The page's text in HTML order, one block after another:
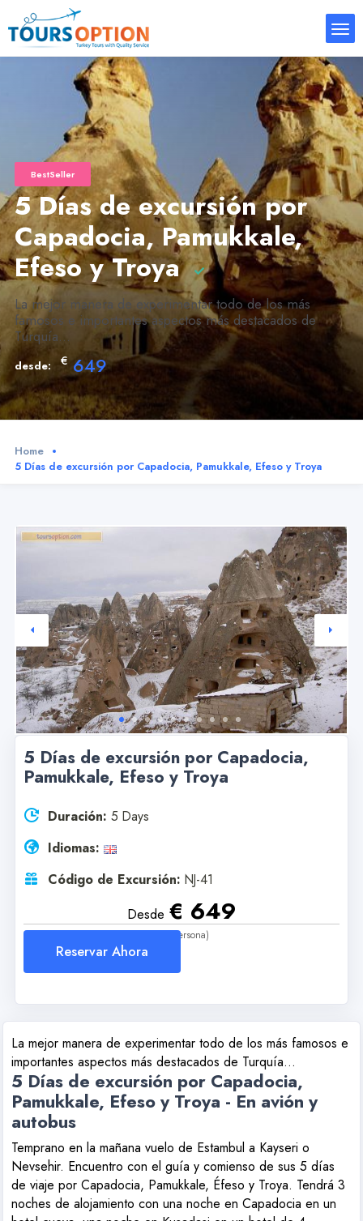
BestSeller
5 Días de excursión por
Capadocia, Pamukkale,
Efeso y Troya
La mejor manera de experimentar todo de los más
famosos e importantes aspectos más destacados de
Turquía...
desde: € 649
Home
5 Días de excursión por Capadocia, Pamukkale, Efeso y Troya
5 Días de excursión por Capadocia,
Pamukkale, Efeso y Troya
Duración: 5 Days
Idiomas:
Código de Excursión: NJ-41
Desde € 649
(Por Persona)
Reservar Ahora
La mejor manera de experimentar todo de los más famosos e
importantes aspectos más destacados de Turquía...
5 Días de excursión por Capadocia,
Pamukkale, Efeso y Troya - En avión y
autobus
Temprano en la mañana vuelo de Estambul a Kayseri o
Nevsehir. Encuentro con el guía y comienso de sus 5 días
de viaje por Capadocia, Pamukkale, Éfeso y Troya. Tendrá 3
noches de alojamiento con una noche en Capadocia en un